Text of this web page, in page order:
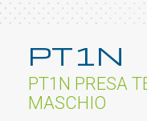
PT1N
PT1N PRESA
MASCHIO